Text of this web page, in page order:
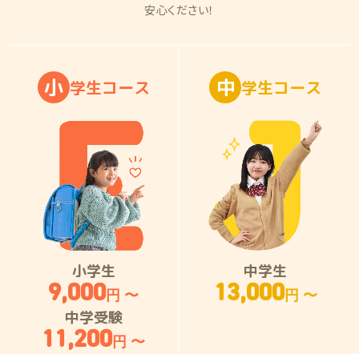
安心ください！
小 学生コース
小学生
9,000円 〜
中学受験
11,200円 〜
中 学生コース
中学生
13,000円 〜